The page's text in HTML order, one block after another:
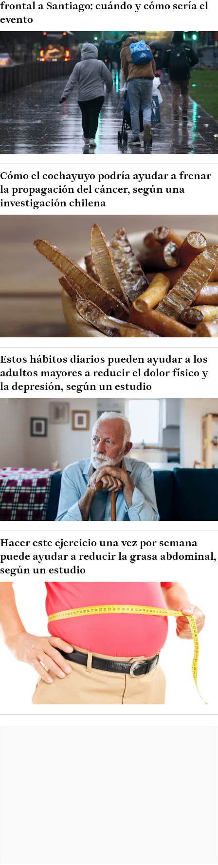
frontal a Santiago: cuándo y cómo sería el
evento
Cómo el cochayuyo podría ayudar a frenar
la propagación del cáncer, según una
investigación chilena
Estos hábitos diarios pueden ayudar a los
adultos mayores a reducir el dolor físico y
la depresión, según un estudio
Hacer este ejercicio una vez por semana
puede ayudar a reducir la grasa abdominal,
según un estudio